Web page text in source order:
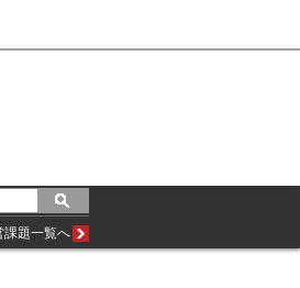
課題一覧へ